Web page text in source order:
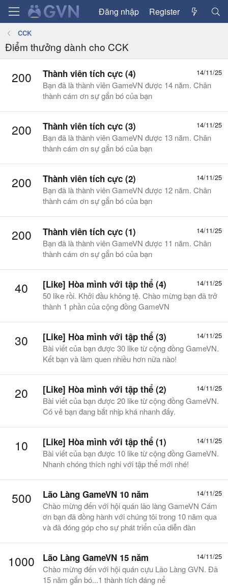
Đăng nhập Register
CCK
Điểm thưởng dành cho CCK
200 14/11/25
Thành viên tích cực (4)
Bạn đã là thành viên GameVN được 14 năm. Chân
thành cám ơn sự gắn bó của bạn
200 14/11/25
Thành viên tích cực (3)
Bạn đã là thành viên GameVN được 13 năm. Chân
thành cám ơn sự gắn bó của bạn
200 14/11/25
Thành viên tích cực (2)
Bạn đã là thành viên GameVN được 12 năm. Chân
thành cám ơn sự gắn bó của bạn
200 14/11/25
Thành viên tích cực (1)
Bạn đã là thành viên GameVN được 11 năm. Chân
thành cám ơn sự gắn bó của bạn
40 14/11/25
[Like] Hòa mình với tập thể (4)
50 like rồi. Khởi đầu không tệ. Chào mừng bạn đã trở
thành 1 phần của cộng đồng GameVN
30 14/11/25
[Like] Hòa mình với tập thể (3)
Bài viết của bạn được 30 like từ cộng đồng GameVN.
Kết bạn và làm quen nhiều hơn nữa nào!
20 14/11/25
[Like] Hòa mình với tập thể (2)
Bài viết của bạn được 20 like từ cộng đồng GameVN.
Có vẻ bạn đang bắt nhịp khá nhanh đấy.
10 14/11/25
[Like] Hòa mình với tập thể (1)
Bài viết của bạn được 10 like từ cộng đồng GameVN.
Nhanh chóng thích nghi với tập thể mới nhé!
500 14/11/25
Lão Làng GameVN 10 năm
Chào mừng đến với hội quán lão làng GameVN Cám
ơn bạn đã đồng hành với chúng tôi trong 10 năm qua
và đã đóng góp cho sự phát triển của diễn đàn
1000 14/11/25
Lão Làng GameVN 15 năm
Chào mừng đến với hội quán cựu Lão Làng GVN. Đã
15 năm gắn bó...1 thành tích đáng nể